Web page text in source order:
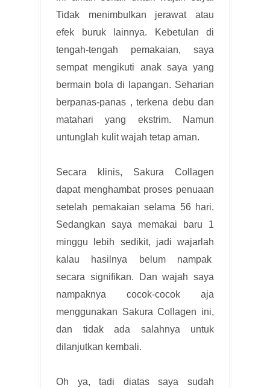
Tidak menimbulkan jerawat atau
efek buruk lainnya. Kebetulan di
tengah-tengah pemakaian, saya
sempat mengikuti anak saya yang
bermain bola di lapangan. Seharian
berpanas-panas , terkena debu dan
matahari yang ekstrim. Namun
untunglah kulit wajah tetap aman.
Secara klinis, Sakura Collagen
dapat menghambat proses penuaan
setelah pemakaian selama 56 hari.
Sedangkan saya memakai baru 1
minggu lebih sedikit, jadi wajarlah
kalau hasilnya belum nampak
secara signifikan. Dan wajah saya
nampaknya cocok-cocok aja
menggunakan Sakura Collagen ini,
dan tidak ada salahnya untuk
dilanjutkan kembali.
Oh ya, tadi diatas saya sudah